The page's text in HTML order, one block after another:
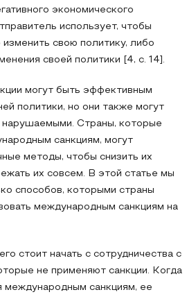
экономического
использует, чтобы
свою политику, либо
своей политики [4, с. 14].
могут быть эффективным
политики, но они также могут
Страны, которые
санкциям, могут
методы, чтобы снизить их
их совсем. В этой статье мы
способов, которыми страны
международным санкциям на
стоит начать с сотрудничества с
не применяют санкции. Когда
международным санкциям, ее